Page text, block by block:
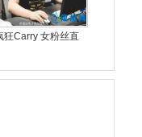
狂Carry 女粉丝直